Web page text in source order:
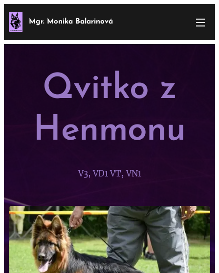
Mgr. Monika Balarinová
Qvitko z
Henmonu
V3, VD1 VT, VN1